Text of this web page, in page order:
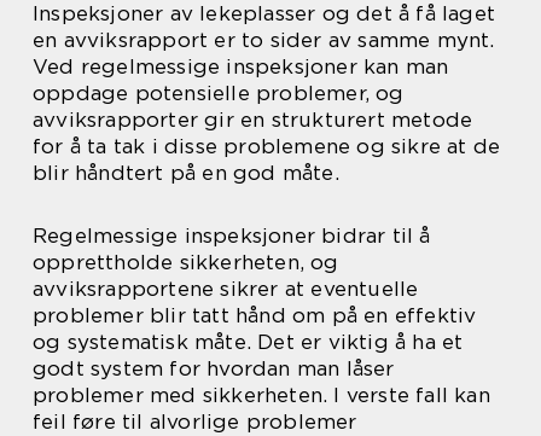
Inspeksjoner av lekeplasser og det å få laget
en avviksrapport er to sider av samme mynt.
Ved regelmessige inspeksjoner kan man
oppdage potensielle problemer, og
avviksrapporter gir en strukturert metode
for å ta tak i disse problemene og sikre at de
blir håndtert på en god måte.
Regelmessige inspeksjoner bidrar til å
opprettholde sikkerheten, og
avviksrapportene sikrer at eventuelle
problemer blir tatt hånd om på en effektiv
og systematisk måte. Det er viktig å ha et
godt system for hvordan man låser
problemer med sikkerheten. I verste fall kan
feil føre til alvorlige problemer